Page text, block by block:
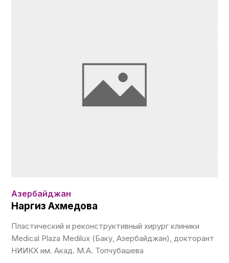
Азербайджан
Наргиз Ахмедова
Пластический и реконструктивный хирург клиники
Medical Plaza Medilux (Баку, Азербайджан), докторант
НИИКХ им. Акад. М.А. Топчубашева